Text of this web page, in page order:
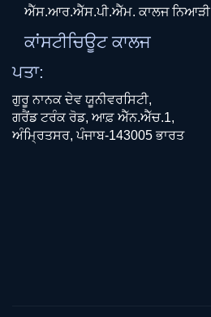
ਐੱਸ.ਆਰ.ਐੱਸ.ਪੀ.ਐੱਮ. ਕਾਲਜ ਨਿਆੜੀ
ਕਾਂਸਟੀਚਿਊਟ ਕਾਲਜ
ਪਤਾ:
ਗੁਰੂ ਨਾਨਕ ਦੇਵ ਯੂਨੀਵਰਸਿਟੀ,
ਗਰੈਂਡ ਟਰੰਕ ਰੋਡ, ਆਫ਼ ਐੱਨ.ਐੱਚ.1,
ਅੰਮ੍ਰਿਤਸਰ, ਪੰਜਾਬ-143005 ਭਾਰਤ